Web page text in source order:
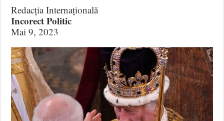
Redacția Internațională
Incorect Politic
Mai 9, 2023